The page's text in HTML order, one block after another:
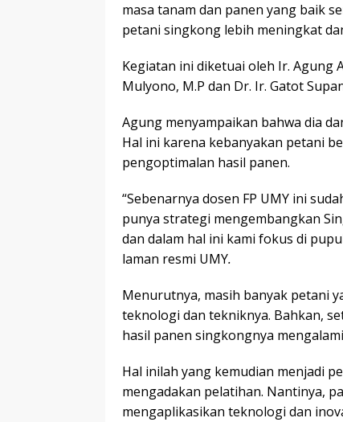
masa tanam dan panen yang baik
petani singkong lebih meningkat
Kegiatan ini diketuai oleh Ir. Agung
Mulyono, M.P dan Dr. Ir. Gatot
Agung menyampaikan bahwa dia
Hal ini karena kebanyakan petani
pengoptimalan hasil panen.
“Sebenarnya dosen FP UMY ini
punya strategi mengembangkan
dan dalam hal ini kami fokus di
laman resmi UMY.
Menurutnya, masih banyak petani
teknologi dan tekniknya. Bahkan,
hasil panen singkongnya
Hal inilah yang kemudian menjadi
mengadakan pelatihan. Nantinya,
mengaplikasikan teknologi dan